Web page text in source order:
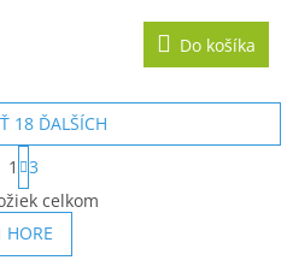
R
M
O
Do košíka
O
v
l
á
18 ĎALŠÍCH
S
t
r
á
n
k
1
3
celkom
HORE